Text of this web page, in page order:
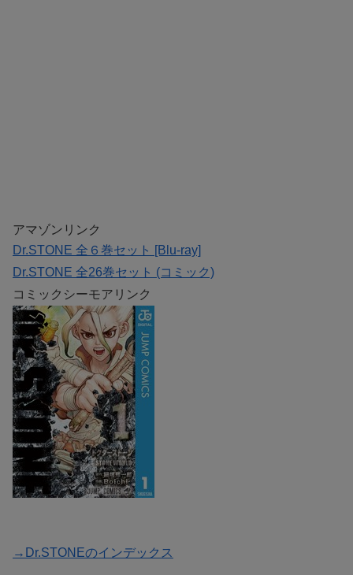
アマゾンリンク
Dr.STONE 全６巻セット [Blu-ray]
Dr.STONE 全26巻セット (コミック)
コミックシーモアリンク
→Dr.STONEのインデックス